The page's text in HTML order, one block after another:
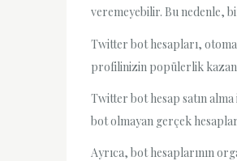
veremeyebilir. Bu nedenle,
Twitter bot hesapları,
profilinizin popülerlik
Twitter bot hesap satın
bot olmayan gerçek
Ayrıca, bot hesaplarının